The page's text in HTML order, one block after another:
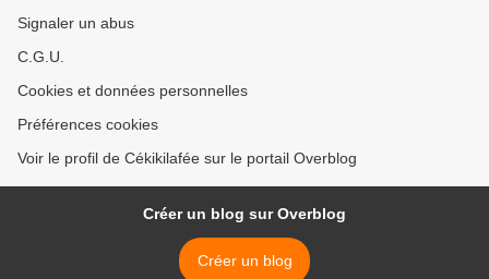
Signaler un abus
C.G.U.
Cookies et données personnelles
Préférences cookies
Voir le profil de Cékikilafée sur le portail Overblog
Créer un blog sur Overblog
Créer un blog